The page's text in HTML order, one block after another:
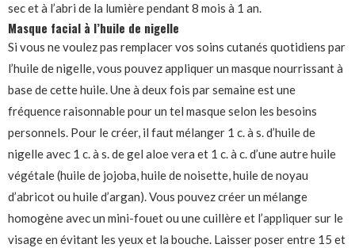
sec et à l’abri de la lumière pendant 8 mois à 1 an.
Masque facial à l’huile de nigelle
Si vous ne voulez pas remplacer vos soins cutanés quotidiens par
l’huile de nigelle, vous pouvez appliquer un masque nourrissant à
base de cette huile. Une à deux fois par semaine est une
fréquence raisonnable pour un tel masque selon les besoins
personnels. Pour le créer, il faut mélanger 1 c. à s. d’huile de
nigelle avec 1 c. à s. de gel aloe vera et 1 c. à c. d’une autre huile
végétale (huile de jojoba, huile de noisette, huile de noyau
d’abricot ou huile d’argan). Vous pouvez créer un mélange
homogène avec un mini-fouet ou une cuillère et l’appliquer sur le
visage en évitant les yeux et la bouche. Laisser poser entre 15 et